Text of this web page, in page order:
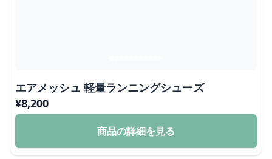
エアメッシュ 軽量ランニングシューズ
¥8,200
商品の詳細を見る